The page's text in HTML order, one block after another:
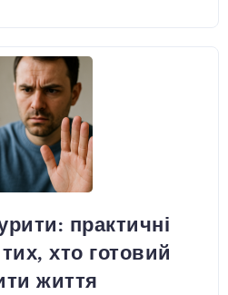
практичні
хто готовий
життя